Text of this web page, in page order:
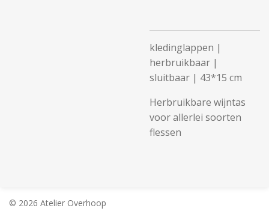
kledinglappen |
herbruikbaar |
sluitbaar | 43*15 cm
Herbruikbare wijntas
voor allerlei soorten
flessen
© 2026 Atelier Overhoop